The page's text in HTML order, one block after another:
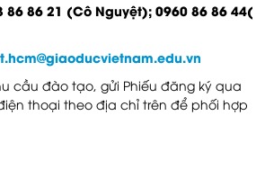
86 86 21 (Cô Nguyệt); 0960 86 86 44(
cầu đào tạo, gửi Phiếu đăng ký qua
thoại theo địa chỉ trên để phối hợp